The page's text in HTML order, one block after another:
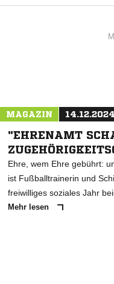
MAGAZIN
"EHRENAMT
Ehre, wem Ehre gebührt:
ist Fußballtrainerin und
freiwilliges soziales Jahr
Mehr lesen